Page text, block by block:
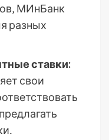
МИнБанк
разных
ставки:
свои